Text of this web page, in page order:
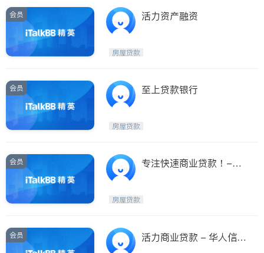
会员 活力资产融资
房屋贷款
会员 至上贷款银行
房屋贷款
会员
专注快速商业贷款！-廖
房屋贷款
会员
活力商业贷款 - 华人信赖